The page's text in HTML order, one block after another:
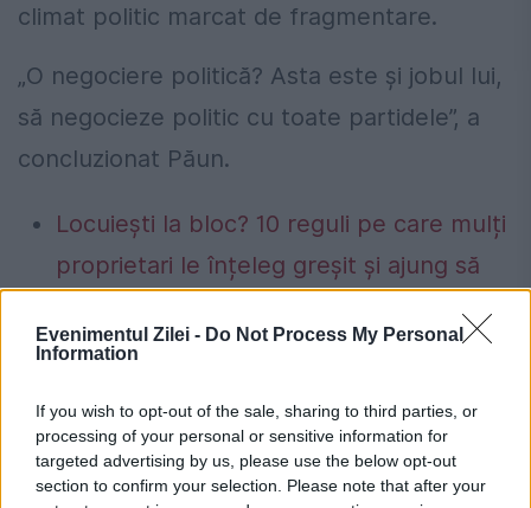
Evenimentul Zilei - Do Not Process My Personal
Information
If you wish to opt-out of the sale, sharing to third parties, or
processing of your personal or sensitive information for
targeted advertising by us, please use the below opt-out
section to confirm your selection. Please note that after your
climat politic marcat de fragmentare.
„O negociere politică? Asta este și jobul lui,
să negocieze politic cu toate partidele”, a
concluzionat Păun.
Locuiești la bloc? 10 reguli pe care mulți
proprietari le înțeleg greșit și ajung să
Concediu 2026. Dreptul pe care mulți
zilele de concediu și când nu